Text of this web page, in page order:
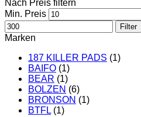
Nach Preis filtern
Min. Preis
Filter
Marken
187 KILLER PADS (1)
BAIFO (1)
BEAR (1)
BOLZEN (6)
BRONSON (1)
BTFL (1)